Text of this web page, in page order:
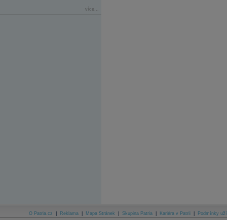
více...
O Patria.cz Reklama Mapa Stránek Skupina Patria Kariéra v Patrii Podmínky